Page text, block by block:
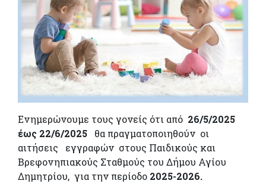
Ενημερώνουμε τους γονείς ότι από 26/5/2025
έως 22/6/2025
θα πραγματοποιηθούν οι
αιτήσεις εγγραφών στους Παιδικούς και
Βρεφονηπιακούς Σταθμούς του Δήμου Αγίου
Δημητρίου, για την περίοδο 2025-2026.